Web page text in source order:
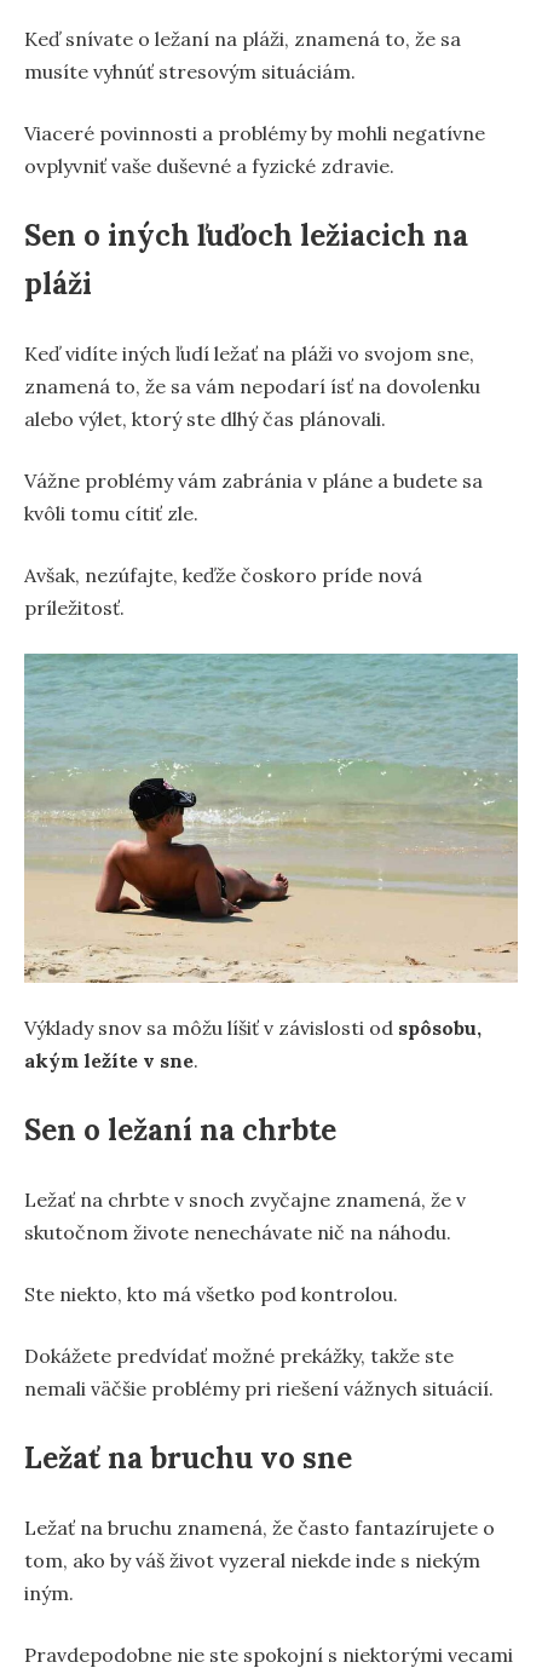
Keď snívate o ležaní na pláži, znamená to, že sa
musíte vyhnúť stresovým situáciám.
Viaceré povinnosti a problémy by mohli negatívne
ovplyvniť vaše duševné a fyzické zdravie.
Sen o iných ľuďoch ležiacich na
pláži
Keď vidíte iných ľudí ležať na pláži vo svojom sne,
znamená to, že sa vám nepodarí ísť na dovolenku
alebo výlet, ktorý ste dlhý čas plánovali.
Vážne problémy vám zabránia v pláne a budete sa
kvôli tomu cítiť zle.
Avšak, nezúfajte, keďže čoskoro príde nová
príležitosť.
Výklady snov sa môžu líšiť v závislosti od spôsobu,
akým ležíte v sne.
Sen o ležaní na chrbte
Ležať na chrbte v snoch zvyčajne znamená, že v
skutočnom živote nenechávate nič na náhodu.
Ste niekto, kto má všetko pod kontrolou.
Dokážete predvídať možné prekážky, takže ste
nemali väčšie problémy pri riešení vážnych situácií.
Ležať na bruchu vo sne
Ležať na bruchu znamená, že často fantazírujete o
tom, ako by váš život vyzeral niekde inde s niekým
iným.
Pravdepodobne nie ste spokojní s niektorými vecami